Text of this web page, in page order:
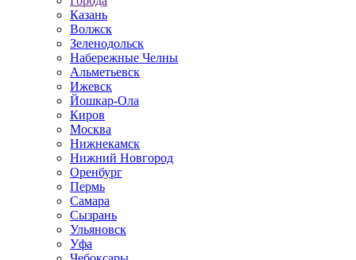
Казань
Волжск
Зеленодольск
Набережные Челны
Альметьевск
Ижевск
Йошкар-Ола
Киров
Москва
Нижнекамск
Нижний Новгород
Оренбург
Пермь
Самара
Сызрань
Ульяновск
Уфа